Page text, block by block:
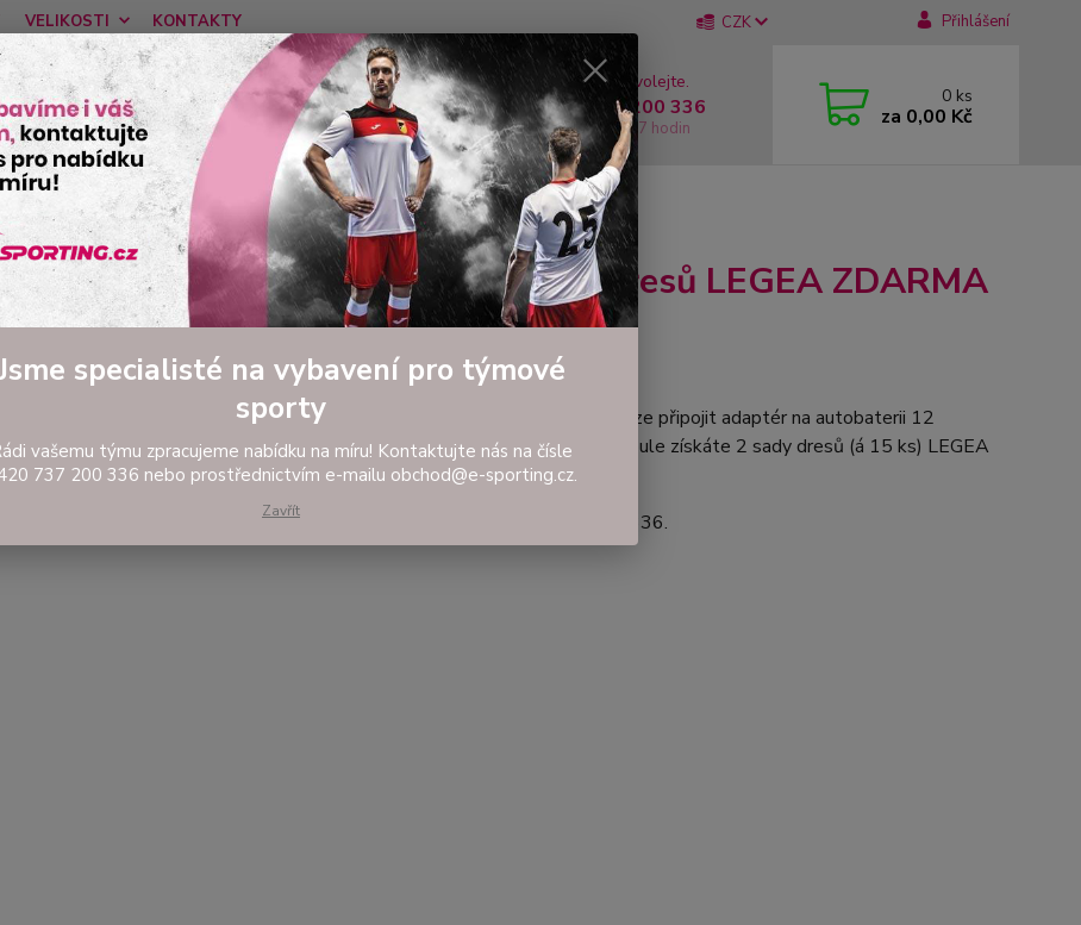
VELIKOSTI KONTAKTY CZK Přihlášení
Hledat
Nevíte si rady? Zavolejte.
tel: +420 737 200 336
Pondělí-Pátek: 8 - 17 hodin
0 ks
za 0,00 Kč
VÝSLEDKOVÉ TABULE DERBY + 2 sady dresů LEGEA ZDARMA !!!
TABULE DERBY + 2 sady dresů LEGEA ZDARMA
nejoblíbenější časomíra určená převážně pro amatérské kluby. K této tabuli lze připojit adaptér na autobaterii 12
dálkové ovládání s dosahem až 100 metrů. Koupí této výsledkové tabule získáte 2 sady dresů (á 15 ks) LEGEA
Sada obsahuje dres + trenky . Stulpny lze zakoupit za á 105 Kč / pár.
obchod@e-sporting.cz , nebo volejte na 737 200 336.
specialisté na vybavení pro týmové
sporty
vašemu týmu zpracujeme nabídku na míru! Kontaktujte nás na čísle
737 200 336 nebo prostřednictvím e-mailu obchod@e-sporting.cz.
Zavřít